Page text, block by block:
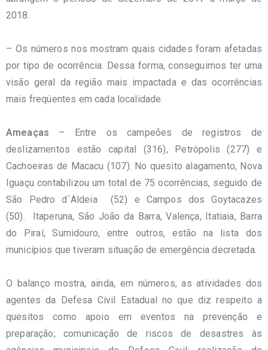
2018.
– Os números nos mostram quais cidades foram afetadas
por tipo de ocorrência. Dessa forma, conseguimos ter uma
visão geral da região mais impactada e das ocorrências
mais freqüentes em cada localidade.
Ameaças – Entre os campeões de registros de
deslizamentos estão capital (316), Petrópolis (277) e
Cachoeiras de Macacu (107). No quesito alagamento, Nova
Iguaçu contabilizou um total de 75 ocorrências, seguido de
São Pedro d`Aldeia (52) e Campos dos Goytacazes
(50). Itaperuna, São João da Barra, Valença, Itatiaia, Barra
do Piraí, Sumidouro, entre outros, estão na lista dos
municípios que tiveram situação de emergência decretada.
O balanço mostra, ainda, em números, as atividades dos
agentes da Defesa Civil Estadual no que diz respeito a
quesitos como apoio em eventos na prevenção e
preparação; comunicação de riscos de desastres às